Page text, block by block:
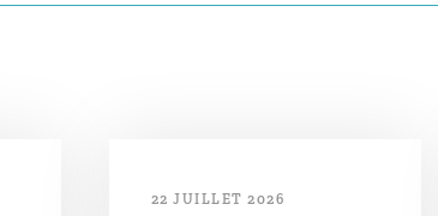
22 JUILLET 2026